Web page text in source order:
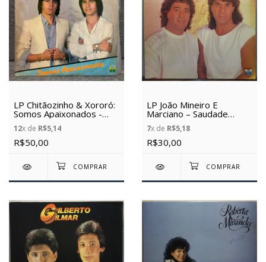
LP Chitãozinho & Xororó:
Somos Apaixonados -
(1986) - (Vinil Usado)
12x de R$5,14
R$50,00
LP João Mineiro E
Marciano – Saudade
(1990) (Vinil usado)
7x de R$5,18
R$30,00